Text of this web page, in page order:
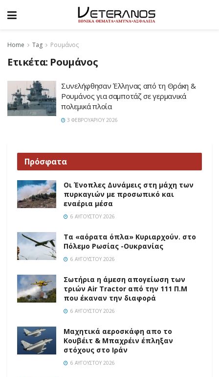
Home Tag Ρουμάνος
Ετικέτα: Ρουμάνος
Συνελήφθησαν Έλληνας από τη Θράκη &
Ρουμάνος για σαμποτάζ σε γερμανικά
πολεμικά πλοία
3 ΦΕΒΡΟΥΑΡΊΟΥ 2026
Πρόσφατα
Οι Ένοπλες Δυνάμεις στη μάχη των
πυρκαγιών με προσωπικό και
εναέρια μέσα
6 ΑΥΓΟΎΣΤΟΥ 2026
Τα «αόρατα όπλα» Κυριαρχούν. στο
Πόλεμο Ρωσίας -Ουκρανίας
6 ΑΥΓΟΎΣΤΟΥ 2026
Σωτήρια η άμεση απογείωση των
τριών Air Tractor από την 111 Π.M
που έκαναν την διαφορά
6 ΑΥΓΟΎΣΤΟΥ 2026
Mαχητικά αεροσκάφη απο το
Κουβέιτ & Μπαχρέιν έπληξαν
στόχους στο Ιράν
6 ΑΥΓΟΎΣΤΟΥ 2026